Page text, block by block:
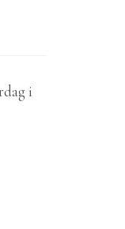
i